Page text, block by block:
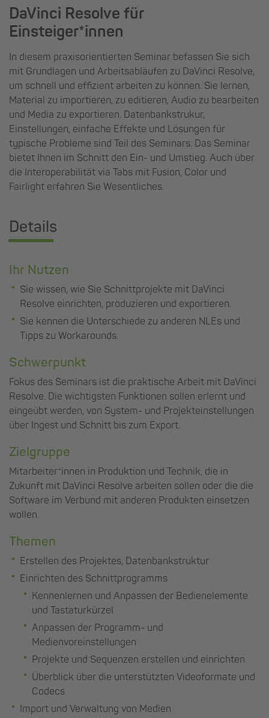
DaVinci Resolve für
Einsteiger*innen
In diesem praxisorientierten Seminar befassen Sie sich
mit Grundlagen und Arbeitsabläufen zu DaVinci Resolve,
um schnell und effizient arbeiten zu können. Sie lernen,
Material zu importieren, zu editieren, Audio zu bearbeiten
und Media zu exportieren. Datenbankstrukur,
Einstellungen, einfache Effekte und Lösungen für
typische Probleme sind Teil des Seminars. Das Seminar
bietet Ihnen im Schnitt den Ein- und Umstieg. Auch über
die Interoperabilität via Tabs mit Fusion, Color und
Fairlight erfahren Sie Wesentliches.
Details
Ihr Nutzen
Sie wissen, wie Sie Schnittprojekte mit DaVinci
Resolve einrichten, produzieren und exportieren.
Sie kennen die Unterschiede zu anderen NLEs und
Tipps zu Workarounds.
Schwerpunkt
Fokus des Seminars ist die praktische Arbeit mit DaVinci
Resolve. Die wichtigsten Funktionen sollen erlernt und
eingeübt werden, von System- und Projekteinstellungen
über Ingest und Schnitt bis zum Export.
Zielgruppe
Mitarbeiter*innen in Produktion und Technik, die in
Zukunft mit DaVinci Resolve arbeiten sollen oder die die
Software im Verbund mit anderen Produkten einsetzen
wollen.
Themen
Erstellen des Projektes, Datenbankstruktur
Einrichten des Schnittprogramms
Kennenlernen und Anpassen der Bedienelemente
und Tastaturkürzel
Anpassen der Programm- und
Medienvoreinstellungen
Projekte und Sequenzen erstellen und einrichten
Überblick über die unterstützten Videoformate und
Codecs
Import und Verwaltung von Medien